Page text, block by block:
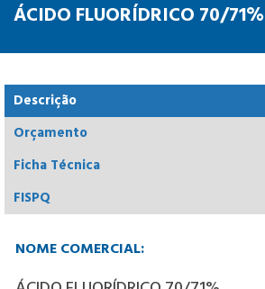
ÁCIDO FLUORÍDRICO 70/71%
Descrição
Orçamento
Ficha Técnica
FISPQ
NOME COMERCIAL: